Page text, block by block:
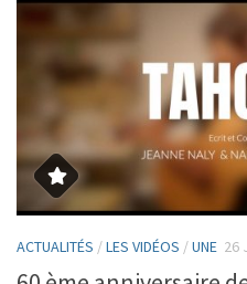
ACTUALITÉS /LES VIDÉOS /UNE 26